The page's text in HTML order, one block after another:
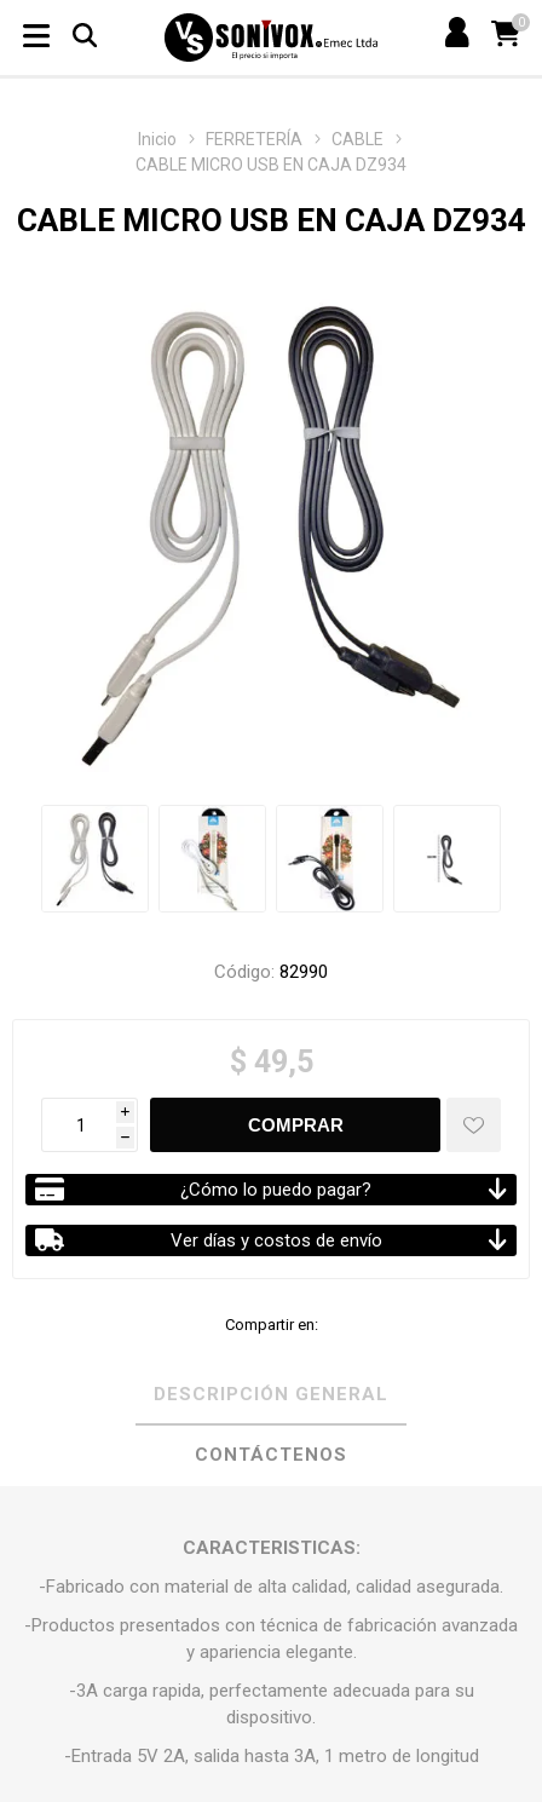
0
Inicio FERRETERÍA
CABLE
CABLE MICRO USB EN CAJA DZ934
CABLE MICRO USB EN CAJA DZ934
Código: 82990
$ 49,5
i
h
¿Cómo lo puedo pagar?
Ver días y costos de envío
Compartir en:
DESCRIPCIÓN GENERAL
CONTÁCTENOS
CARACTERISTICAS:
-Fabricado con material de alta calidad, calidad asegurada.
-Productos presentados con técnica de fabricación avanzada
y apariencia elegante.
-3A carga rapida, perfectamente adecuada para su
dispositivo.
-Entrada 5V 2A, salida hasta 3A, 1 metro de longitud